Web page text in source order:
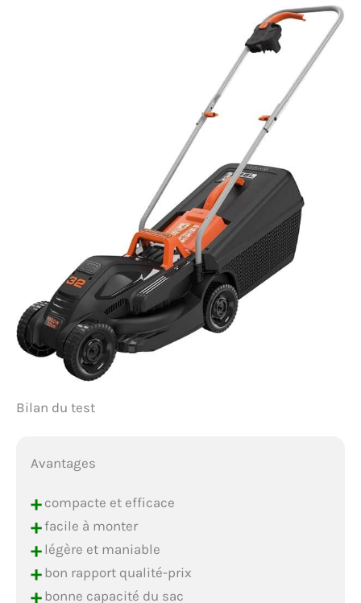
Bilan du test
Avantages
+compacte et efficace
+facile à monter
+légère et maniable
+bon rapport qualité-prix
+bonne capacité du sac